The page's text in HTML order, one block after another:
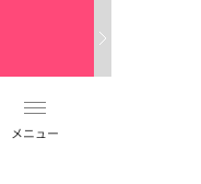
メニュー